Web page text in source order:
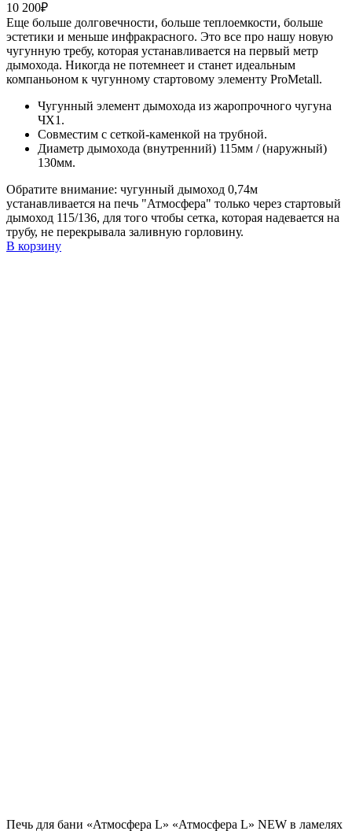
10 200₽
Еще больше долговечности, больше теплоемкости, больше
эстетики и меньше инфракрасного. Это все про нашу новую
чугунную требу, которая устанавливается на первый метр
дымохода. Никогда не потемнеет и станет идеальным
компаньоном к чугунному стартовому элементу ProMetall.
Чугунный элемент дымохода из жаропрочного чугуна
ЧХ1.
Совместим с сеткой-каменкой на трубной.
Диаметр дымохода (внутренний) 115мм / (наружный)
130мм.
Обратите внимание: чугунный дымоход 0,74м
устанавливается на печь "Атмосфера" только через стартовый
дымоход 115/136, для того чтобы сетка, которая надевается на
трубу, не перекрывала заливную горловину.
В корзину
Печь для бани «Атмосфера L» «Атмосфера L» NEW в ламелях